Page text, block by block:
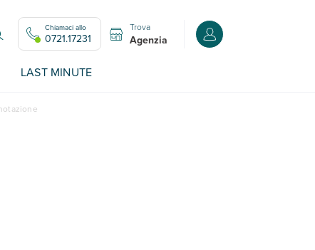
Chiamaci allo
0721.17231
Trova
Agenzia Accedi o registrati
LAST MINUTE